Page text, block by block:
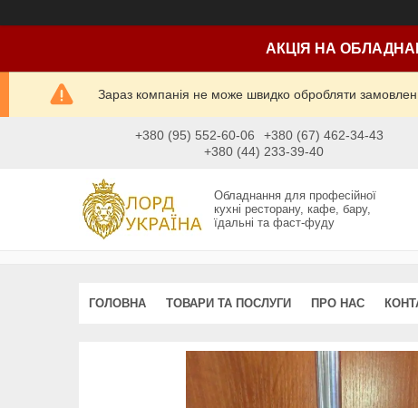
АКЦІЯ НА
Зараз компанія не може швидко обробляти
+380 (95) 552-60-06
+380 (67) 462-34-43
+380 (44) 233-39-40
Обладнання для професійної
кухні ресторану, кафе, бару,
їдальні та фаст-фуду
ГОЛОВНА ТОВАРИ ТА ПОСЛУГИ ПРО НАС